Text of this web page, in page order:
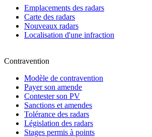
Emplacements des radars
Carte des radars
Nouveaux radars
Localisation d'une infraction
Contravention
Modèle de contravention
Payer son amende
Contester son PV
Sanctions et amendes
Tolérance des radars
Législation des radars
Stages permis à points